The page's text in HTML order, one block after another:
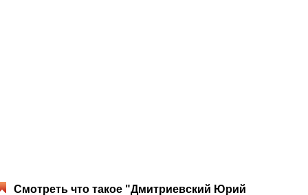
Смотреть что такое "Дмитриевский Юрий